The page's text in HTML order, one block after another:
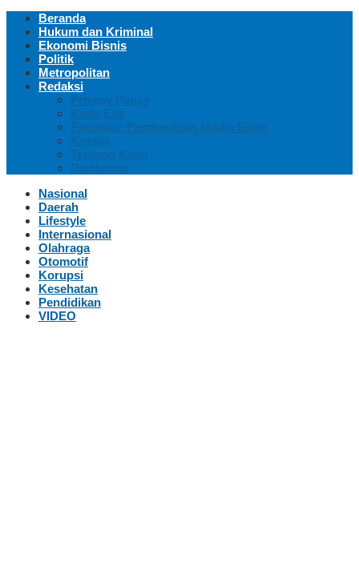
Beranda
Hukum dan Kriminal
Ekonomi Bisnis
Politik
Metropolitan
Redaksi
Privacy Policy
Kode Etik
Pedoman Pemberitaan Media Siber
Kontak
Tentang Kami
Disclaimer
Nasional
Daerah
Lifestyle
Internasional
Olahraga
Otomotif
Korupsi
Kesehatan
Pendidikan
VIDEO